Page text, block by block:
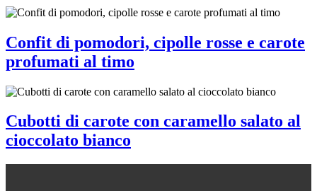
Confit di pomodori, cipolle rosse e carote
profumati al timo
Cubotti di carote con caramello salato al
cioccolato bianco